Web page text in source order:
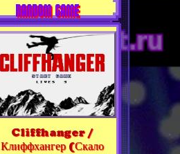
RANDOM GAME
Cliffhanger /
Клиффхангер (Скало